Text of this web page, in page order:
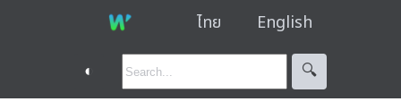
ไทย English
◐ 🔍︎